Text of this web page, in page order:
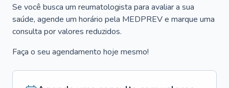
Se você busca um reumatologista para avaliar a sua
saúde, agende um horário pela MEDPREV e marque uma
consulta por valores reduzidos.
Faça o seu agendamento hoje mesmo!